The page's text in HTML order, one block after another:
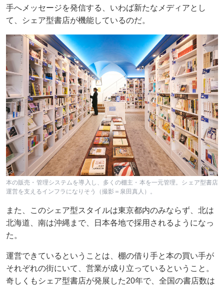
手へメッセージを発信する、いわば新たなメディアとし
て、シェア型書店が機能しているのだ。
本の販売・管理システムを導入し、多くの棚主・本を一元管理。シェア型書店
運営を支えるインフラになりそう（撮影＝泉田真人）。
また、このシェア型スタイルは東京都内のみならず、北は
北海道、南は沖縄まで、日本各地で採用されるようになっ
た。
運営できているということは、棚の借り手と本の買い手が
それぞれの街にいて、営業が成り立っているということ。
奇しくもシェア型書店が発展した20年で、全国の書店数は